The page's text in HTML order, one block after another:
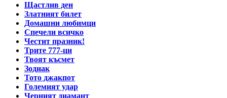
Щастлив ден
Златният билет
Домашни любимци
Спечели всичко
Честит празник!
Трите 777-ци
Твоят късмет
Зодиак
Тото джакпот
Големият удар
Черният диамант